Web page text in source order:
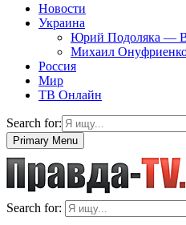
Новости
Украина
Юрий Подоляка —
Михаил
Россия
Мир
ТВ Онлайн
Search for:
Primary Menu
Search for: